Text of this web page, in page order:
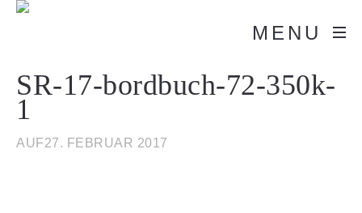
MENU
SR-17-bordbuch-72-350k-
1
AUF27. FEBRUAR 2017